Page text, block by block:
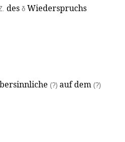
des δ Wiederspruchs
(?) auf dem (?)